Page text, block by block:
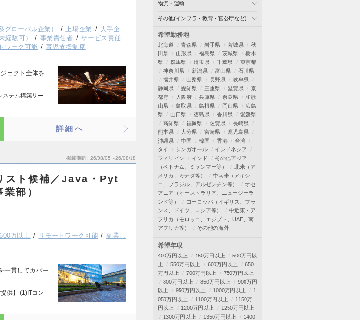
グローバル企業） 上場企業
大手企
経験可） 事業責任者
サービス責任
ワーク可能 育児支援制度
ェクト全体を
ステム構築サー
詳細へ
掲載期間 26/08/05～26/08/18
スト候補／Java・Pyt
部）
万以上 リモートワーク可能
副業し
一貫してカバー
供】 (1)ITコン
物流・運輸
その他(インフラ・教育・官公庁など)
希望勤務地
北海道 青森県 岩手県 宮城県
秋
田県
山形県 福島県 茨城県
栃木
県
群馬県 埼玉県 千葉県
東京都
神奈川県
新潟県 富山県
石川県
福井県
山梨県 長野県
岐阜県
静岡県
愛知県 三重県 滋賀県
京
都府
大阪府 兵庫県 奈良県
和歌
山県
鳥取県 島根県 岡山県
広島
県
山口県 徳島県 香川県
愛媛県
高知県
福岡県 佐賀県
長崎県
熊本県
大分県 宮崎県
鹿児島県
沖縄県
中国 韓国 香港
台湾
タイ
シンガポール
インドネシア
フィリピン
インド
その他アジア
（ベトナム、ミャンマー等）
北米（ア
メリカ、カナダ等）
中南米（メキシ
コ、ブラジル、アルゼンチン等）
オセ
アニア（オーストラリア、ニュージーラ
ンド等）
ヨーロッパ（イギリス、フラ
ンス、ドイツ、ロシア等）
中近東・ア
フリカ（モロッコ、エジプト、UAE、南
アフリカ等）
その他の海外
希望年収
400万円以上 450万円以上
500万円以
上
550万円以上 600万円以上
650
万円以上
700万円以上
750万円以上
800万円以上
850万円以上
900万円
以上
950万円以上 1000万円以上
1
050万円以上
1100万円以上
1150万
円以上
1200万円以上
1250万円以上
1300万円以上
1350万円以上
1400